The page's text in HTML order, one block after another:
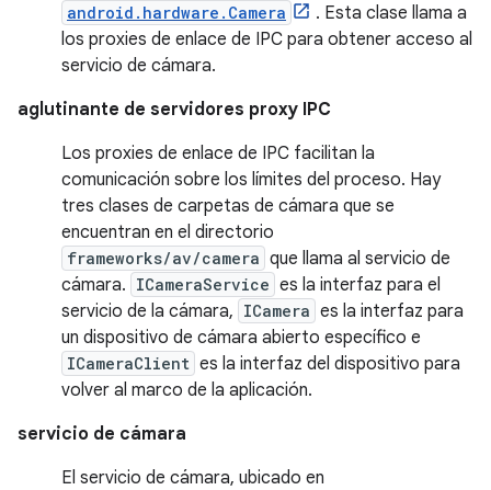
android.hardware.Camera
. Esta clase llama a
los proxies de enlace de IPC para obtener acceso al
servicio de cámara.
aglutinante de servidores proxy IPC
Los proxies de enlace de IPC facilitan la
comunicación sobre los límites del proceso. Hay
tres clases de carpetas de cámara que se
encuentran en el directorio
frameworks/av/camera que llama al servicio de
cámara. ICameraService es la interfaz para el
servicio de la cámara, ICamera es la interfaz para
un dispositivo de cámara abierto específico e
ICameraClient es la interfaz del dispositivo para
volver al marco de la aplicación.
servicio de cámara
El servicio de cámara, ubicado en